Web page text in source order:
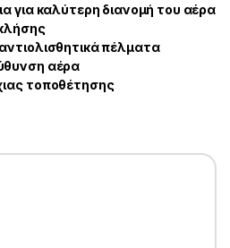
για καλύτερη διανομή του αέρα
πέλματα
αέρα
τοποθέτησης